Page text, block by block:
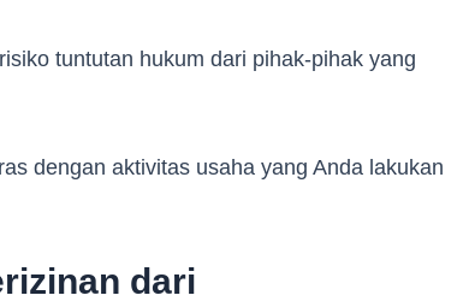
tuntutan hukum dari pihak-pihak yang
dengan aktivitas usaha yang Anda lakukan
dari